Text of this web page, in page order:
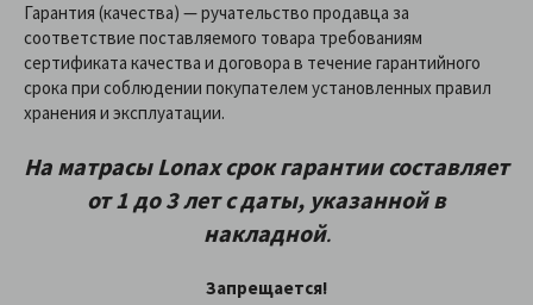
Гарантия (качества) — ручательство продавца за
соответствие поставляемого товара требованиям
сертификата качества и договора в течение гарантийного
срока при соблюдении покупателем установленных правил
хранения и эксплуатации.
На матрасыLonaxсрок гарантии составляет
от 1 до 3 летс даты, указанной в
накладной.
Запрещается!